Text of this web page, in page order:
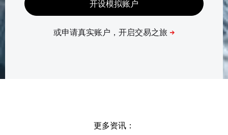
更多资讯：